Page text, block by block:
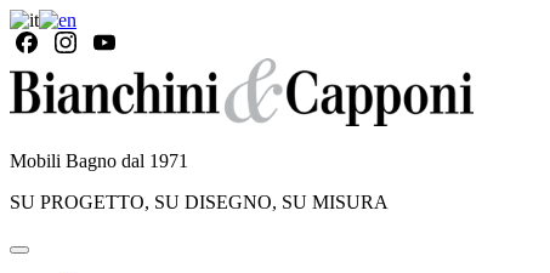
Mobili Bagno dal 1971
SU PROGETTO, SU DISEGNO, SU MISURA